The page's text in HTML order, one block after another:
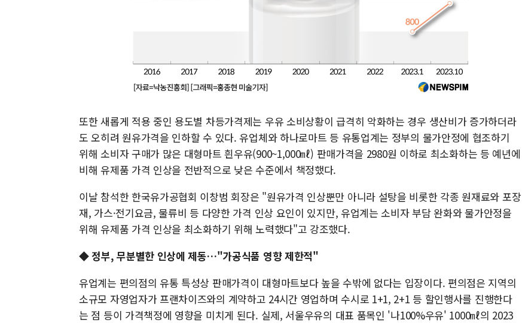
또한 새롭게 적용 중인 용도별 차등가격제는 우유 소비상황이 급격히 악화하는 경우 생산비가 증가하더라
도 오히려 원유가격을 인하할 수 있다. 유업체와 하나로마트 등 유통업계는 정부의 물가안정에 협조하기
위해 소비자 구매가 많은 대형마트 흰우유(900~1,000㎖) 판매가격을 2980원 이하로 최소화하는 등 예년에
비해 유제품 가격 인상을 전반적으로 낮은 수준에서 책정했다.
이날 참석한 한국유가공협회 이창범 회장은 "원유가격 인상뿐만 아니라 설탕을 비롯한 각종 원재료와 포장
재, 가스·전기요금, 물류비 등 다양한 가격 인상 요인이 있지만, 유업계는 소비자 부담 완화와 물가안정을
위해 유제품 가격 인상을 최소화하기 위해 노력했다"고 강조했다.
◆ 정부, 무분별한 인상에 제동…"가공식품 영향 제한적"
유업계는 편의점의 유통 특성상 판매가격이 대형마트보다 높을 수밖에 없다는 입장이다. 편의점은 지역의
소규모 자영업자가 프랜차이즈와의 계약하고 24시간 영업하며 수시로 1+1, 2+1 등 할인행사를 진행한다
는 점 등이 가격책정에 영향을 미치게 된다. 실제, 서울우유의 대표 품목인 '나100%우유' 1000㎖의 2023